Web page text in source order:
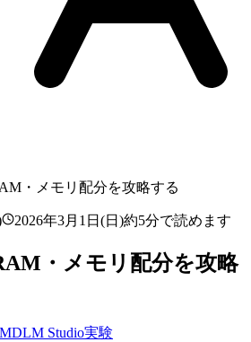
・メモリ配分を攻略する
2026年3月1日(日)約5分で読めます
・メモリ配分を攻略
LM Studio実験